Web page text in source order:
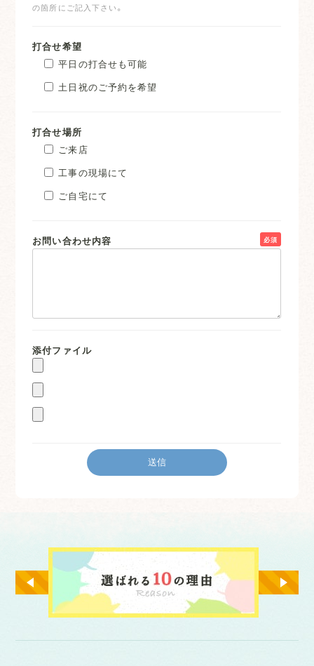
の箇所にご記入下さい。
打合せ希望
平日の打合せも可能
土日祝のご予約を希望
打合せ場所
ご来店
工事の現場にて
ご自宅にて
お問い合わせ内容 必須
添付ファイル